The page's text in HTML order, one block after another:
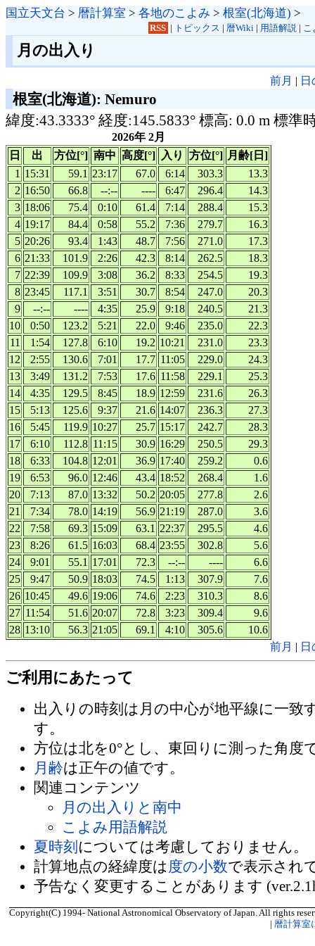
国立天文台 > 暦計算室 > 各地のこよみ > 根室(北海道) >
RSS | トピックス | 暦Wiki| 用語解説| こ
月の出入り
前月 |
根室(北海道): Nemuro
緯度:43.3333° 経度:145.5833° 標高: 0.0 m 標準
2026年 2月
日
出 方位[°] 南中 高度[°] 入り 方位[°] 月齢[日]
1 15:31 59.1 23:17 67.0 6:14 303.3
13.3
2 16:50 66.8 --:-- ---- 6:47 296.4
14.3
3 18:06 75.4 0:10 61.4 7:14 288.4
15.3
4 19:17 84.4 0:58 55.2 7:36 279.7
16.3
5 20:26 93.4 1:43 48.7 7:56 271.0
17.3
6 21:33 101.9 2:26 42.3 8:14 262.5
18.3
7 22:39 109.9 3:08 36.2 8:33 254.5
19.3
8 23:45 117.1 3:51 30.7 8:54 247.0
20.3
9
--:-- ---- 4:35 25.9 9:18 240.5
21.3
10
0:50 123.2 5:21 22.0 9:46 235.0
22.3
11
1:54 127.8 6:10 19.2 10:21 231.0
23.3
12
2:55 130.6 7:01 17.7 11:05 229.0
24.3
13
3:49 131.2 7:53 17.6 11:58 229.1
25.3
14
4:35 129.5 8:45 18.9 12:59 231.6
26.3
15
5:13 125.6 9:37 21.6 14:07 236.3
27.3
16
5:45 119.9 10:27 25.7 15:17 242.7
28.3
17
6:10 112.8 11:15 30.9 16:29 250.5
29.3
18
6:33 104.8 12:01 36.9 17:40 259.2
0.6
19
6:53 96.0 12:46 43.4 18:52 268.4
1.6
20
7:13 87.0 13:32 50.2 20:05 277.8
2.6
21
7:34 78.0 14:19 56.9 21:19 287.0
3.6
22
7:58 69.3 15:09 63.1 22:37 295.5
4.6
23
8:26 61.5 16:03 68.4 23:55 302.8
5.6
24
9:01 55.1 17:01 72.3 --:-- ----
6.6
25
9:47 50.9 18:03 74.5 1:13 307.9
7.6
26 10:45 49.6 19:06 74.6 2:23 310.3
8.6
27 11:54 51.6 20:07 72.8 3:23 309.4
9.6
28 13:10 56.3 21:05 69.1 4:10 305.6
10.6
前月 |
ご利用にあたって
出入りの時刻は月の中心が地平線に一致
す。
方位は北を0°とし、東回りに測った角度
月齢は正午の値です。
関連コンテンツ
月の出入りと南中
こよみ用語解説
夏時刻 については考慮しておりません。
計算地点の経緯度は 度の小数で表示され
予告なく変更することがあります
Copyright(C) 1994- National Astronomical Observatory of Japan. All rights
暦計算室